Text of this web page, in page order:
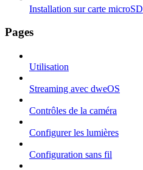
Installation sur carte microSD
Pages
Utilisation
Streaming avec dweOS
Contrôles de la caméra
Configurer les lumières
Configuration sans fil